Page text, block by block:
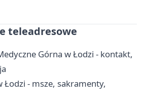
teleadresowe
Górna w Łodzi - kontakt,
Łodzi - msze, sakramenty,